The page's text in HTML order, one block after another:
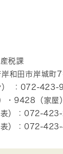
税課
和田市岸城町7
） ：072-423-
・9428（家屋
）：072-
表）：072-